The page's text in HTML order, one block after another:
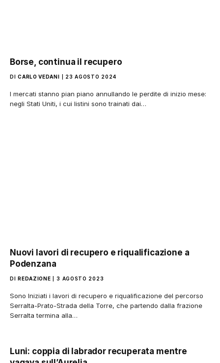
Borse, continua il recupero
DI CARLO VEDANI 23 AGOSTO 2024
I mercati stanno pian piano annullando le perdite di inizio mese:
negli Stati Uniti, i cui listini sono trainati dai…
Nuovi lavori di recupero e riqualificazione a
Podenzana
DI REDAZIONE 3 AGOSTO 2023
Sono Iniziati i lavori di recupero e riqualificazione del percorso
Serralta-Prato-Strada della Torre, che partendo dalla frazione
Serralta termina alla…
Luni: coppia di labrador recuperata mentre